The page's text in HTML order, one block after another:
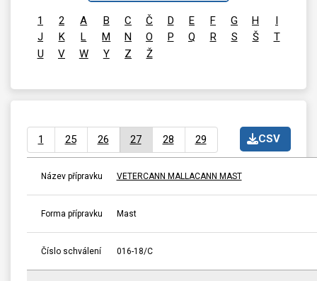
1 2 A B C Č D E F G H
I
J
K L M N O P Q R S Š
T
U
V W Y Z Ž
CSV
1 25 26 27 28 29
Název přípravku VETERCANN MALLACANN MAST
Forma přípravku Mast
Číslo schválení 016-18/C